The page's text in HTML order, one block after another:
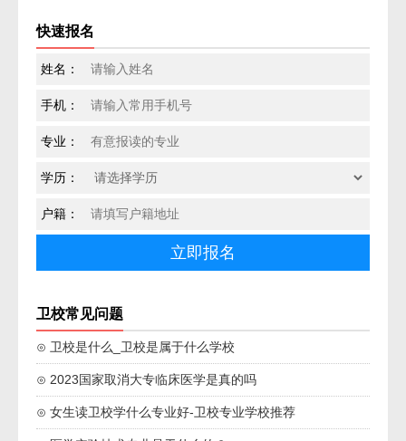
快速报名
姓名：
手机：
专业：
学历：
户籍：
卫校常见问题
⊙ 卫校是什么_卫校是属于什么学校
⊙ 2023国家取消大专临床医学是真的吗
⊙ 女生读卫校学什么专业好-卫校专业学校推荐